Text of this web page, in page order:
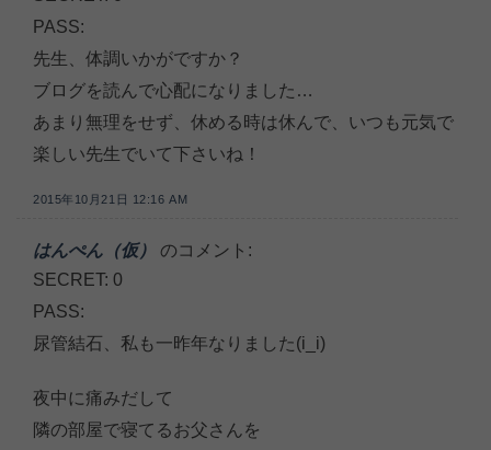
PASS:
先生、体調いかがですか？
ブログを読んで心配になりました…
あまり無理をせず、休める時は休んで、いつも元気で
楽しい先生でいて下さいね！
2015年10月21日 12:16 AM
はんぺん（仮）
のコメント:
SECRET: 0
PASS:
尿管結石、私も一昨年なりました(i_i)
夜中に痛みだして
隣の部屋で寝てるお父さんを